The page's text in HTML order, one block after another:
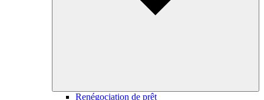
Renégociation de prêt